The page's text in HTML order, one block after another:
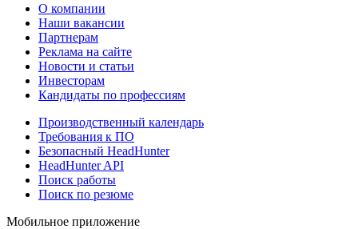
О компании
Наши вакансии
Партнерам
Реклама на сайте
Новости и статьи
Инвесторам
Кандидаты по профессиям
Производственный календарь
Требования к ПО
Безопасный HeadHunter
HeadHunter API
Поиск работы
Поиск по резюме
Мобильное приложение